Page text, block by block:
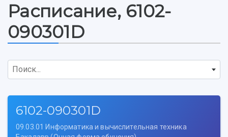
Расписание, 6102-
090301D
Поиск...
6102-090301D
09.03.01 Информатика и вычислительная техника